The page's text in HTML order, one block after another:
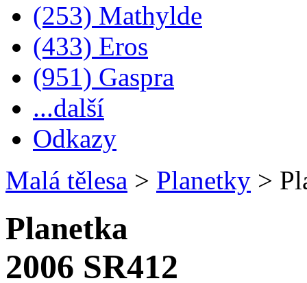
(253) Mathylde
(433) Eros
(951) Gaspra
...další
Odkazy
Malá tělesa > Planetky >
Planetka
2006 SR412